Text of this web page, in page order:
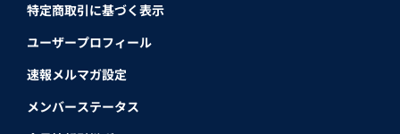
特定商取引に基づく表示
ユーザープロフィール
速報メルマガ設定
メンバーステータス